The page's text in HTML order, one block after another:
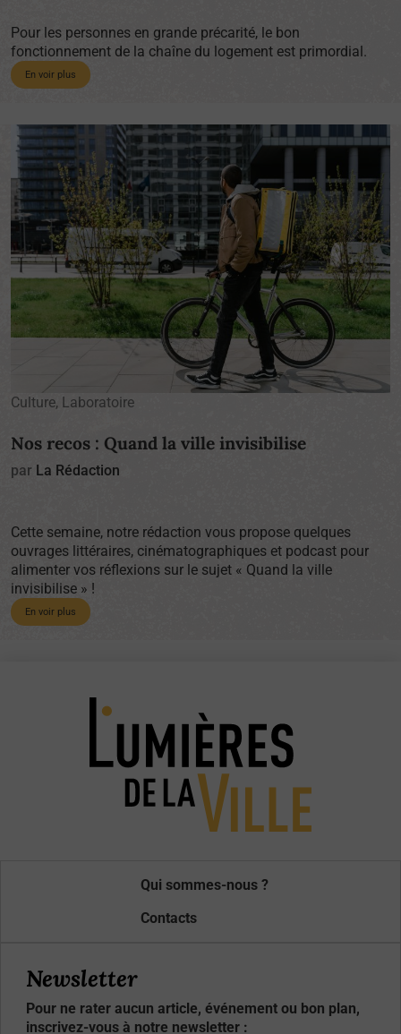
Pour les personnes en grande précarité, le bon
fonctionnement de la chaîne du logement est primordial.
En voir plus
Culture, Laboratoire
Nos recos : Quand la ville invisibilise
par La Rédaction
Cette semaine, notre rédaction vous propose quelques
ouvrages littéraires, cinématographiques et podcast pour
alimenter vos réflexions sur le sujet « Quand la ville
invisibilise » !
En voir plus
Qui sommes-nous ?
Contacts
Newsletter
Pour ne rater aucun article, événement ou bon plan,
inscrivez-vous à notre newsletter :